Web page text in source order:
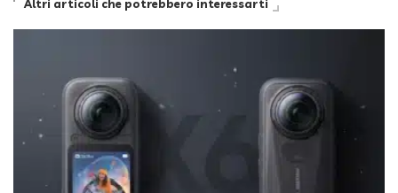
Altri articoli che potrebbero interessarti